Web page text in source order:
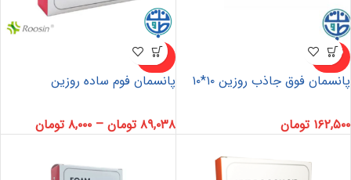
ناموجو
د
پانسمان فوق جاذب روزین ۱۰*۱۰
۱۶۲,۵۰۰ تومان
ناموجو
د
پانسمان فوم ساده روزین
۸۹,۰۳۸ تومان – ۸,۰۰۰ تومان